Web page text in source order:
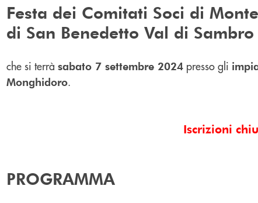
Festa dei Comitati Soci di
di San Benedetto Val di
che si terrà sabato 7 settembre 2024 presso gli
Monghidoro.
Iscrizioni
PROGRAMMA